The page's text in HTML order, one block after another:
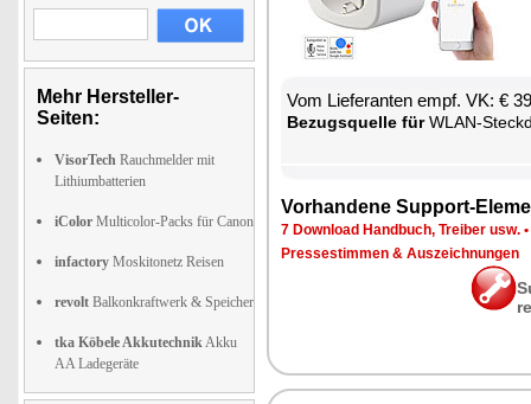
Mehr Hersteller-
Seiten:
VisorTech Rauchmelder mit
Lithiumbatterien
iColor Multicolor-Packs für Canon
infactory Moskitonetz Reisen
revolt Balkonkraftwerk & Speicher
tka Köbele AkkutechnikAkku
AA Ladegeräte
Vom Lie­fe­ran­ten empf. VK: €
Be­zugs­quel­le fürWLAN-
Vor­han­de­ne Sup­port-
7 Down­load Hand­buch, Trei­ber usw. •
Pres­se­stim­men & Aus­zeich­nun­gen